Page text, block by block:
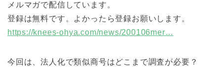
メルマガで配信しています。
登録は無料です。よかったら登録お願いします。
https://knees-ohya.com/news/200106mer…
今回は、法人化で類似商号はどこまで調査が必要？